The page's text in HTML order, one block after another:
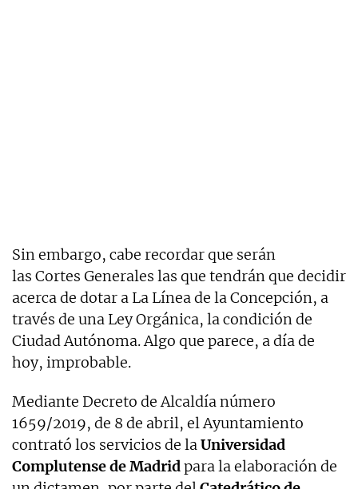
Sin embargo, cabe recordar que serán
las Cortes Generales las que tendrán que decidir
acerca de dotar a La Línea de la Concepción, a
través de una Ley Orgánica, la condición de
Ciudad Autónoma. Algo que parece, a día de
hoy, improbable.
Mediante Decreto de Alcaldía número
1659/2019, de 8 de abril, el Ayuntamiento
contrató los servicios de laUniversidad
Complutense de Madridpara la elaboración de